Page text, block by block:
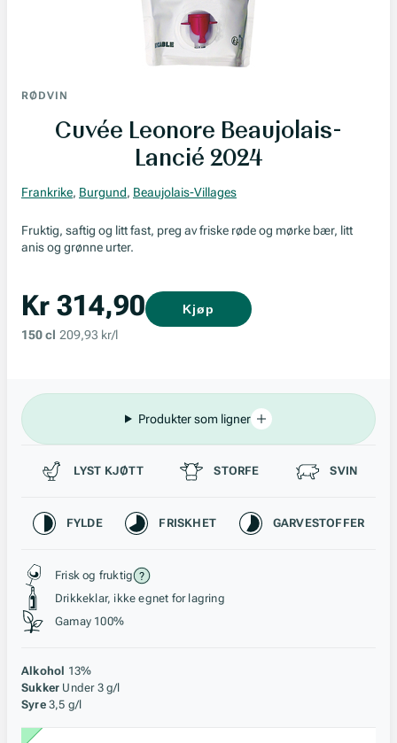
RØDVIN
Cuvée Leonore Beaujolais-
Lancié 2024
Frankrike, Burgund, Beaujolais-Villages
Fruktig, saftig og litt fast, preg av friske røde og mørke bær, litt
anis og grønne urter.
Kr 314,90
150 cl 209,93 kr/l
Kjøp
Produkter som ligner
Passer til
LYST KJØTT STORFE SVIN
Karakteristikk
FYLDE FRISKHET GARVESTOFFER
Stil, lagring og råstoff
Frisk og fruktig
Drikkeklar, ikke egnet for lagring
Gamay 100%
Alkohol 13%
Sukker Under 3 g/l
Syre 3,5 g/l